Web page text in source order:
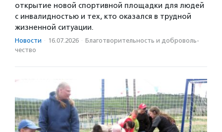
открытие новой спортивной площадки для людей
с инвалидностью и тех, кто оказался в трудной
жизненной ситуации.
Новости · 16.07.2026 · Благотвори­тель­ность и доброволь­
чест­во